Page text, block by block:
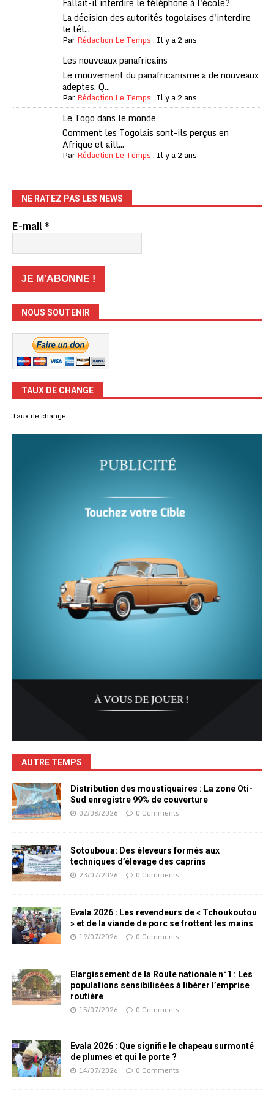
La décision des autorités togolaises d'interdire
le tél...
ParRédaction Le Temps, Il y a 2 ans
Les nouveaux panafricains
Le mouvement du panafricanisme a de nouveaux
adeptes. Q...
ParRédaction Le Temps, Il y a 2 ans
Le Togo dans le monde
Comment les Togolais sont-ils perçus en
Afrique et aill...
ParRédaction Le Temps, Il y a 2 ans
NE RATEZ PAS LES NEWS
E-mail*
NOUS SOUTENIR
TAUX DE CHANGE
Taux de change
AUTRE TEMPS
Distribution des moustiquaires : La zone Oti-
Sud enregistre 99% de couverture
02/08/2026 0 Comments
Sotouboua: Des éleveurs formés aux
techniques d’élevage des caprins
23/07/2026 0 Comments
Evala 2026 : Les revendeurs de « Tchoukoutou
» et de la viande de porc se frottent les mains
19/07/2026 0 Comments
Elargissement de la Route nationale n°1 : Les
populations sensibilisées à libérer l’emprise
routière
15/07/2026 0 Comments
Evala 2026 : Que signifie le chapeau surmonté
de plumes et qui le porte ?
14/07/2026 0 Comments